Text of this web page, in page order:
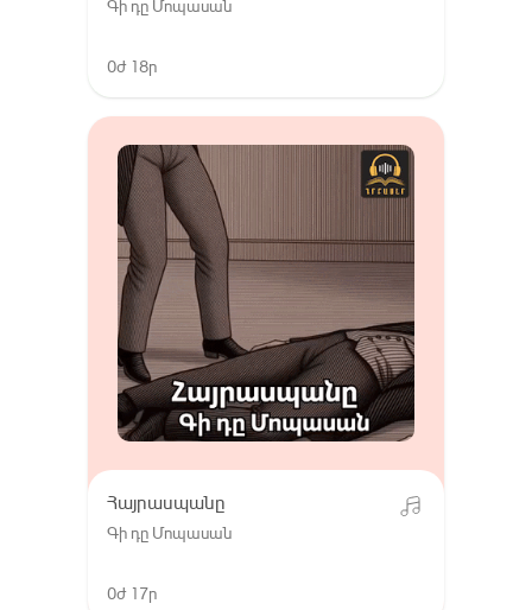
Գի դը Մոպասան
0ժ 18ր
Հայրասպանը
Գի դը Մոպասան
0ժ 17ր